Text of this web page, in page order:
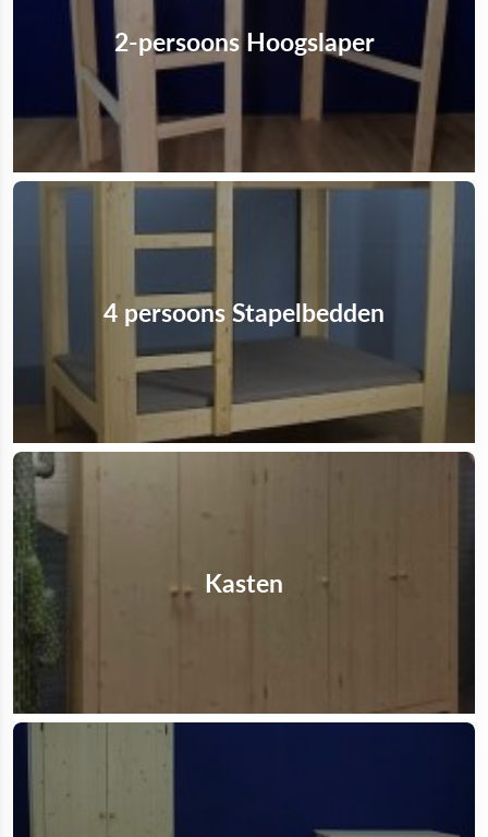
2-persoons Hoogslaper
4 persoons Stapelbedden
Kasten